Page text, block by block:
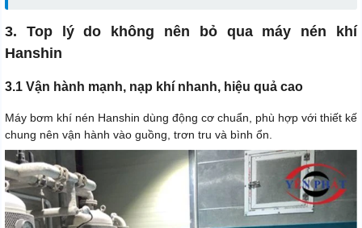
3. Top lý do không nên bỏ qua máy nén khí
Hanshin
3.1 Vận hành mạnh, nạp khí nhanh, hiệu quả cao
Máy bơm khí nén Hanshin dùng động cơ chuẩn, phù hợp với thiết kế
chung nên vận hành vào guồng, trơn tru và bình ổn.